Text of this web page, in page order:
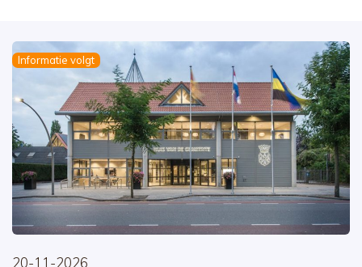
Informatie volgt
20-11-2026